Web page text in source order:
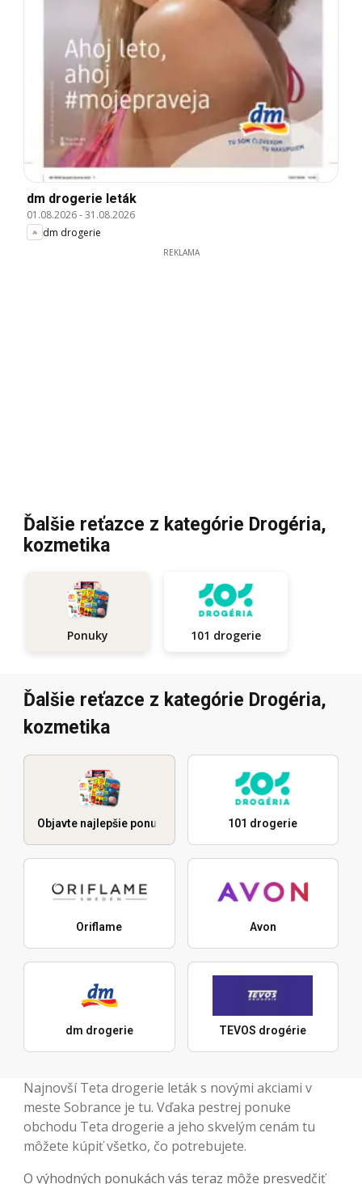
dm drogerie leták
01.08.2026-31.08.2026
dm drogerie
REKLAMA
Ďalšie reťazce z kategórie Drogéria,
kozmetika
Ponuky 101 drogerie
Ďalšie reťazce z kategórie Drogéria,
kozmetika
Objavte najlepšie ponuky 101 drogerie
Oriflame Avon
dm drogerie TEVOS drogérie
Najnovší Teta drogerie leták s novými akciami v
meste Sobrance je tu. Vďaka pestrej ponuke
obchodu Teta drogerie a jeho skvelým cenám tu
môžete kúpiť všetko, čo potrebujete.
O výhodných ponukách vás teraz môže presvedčiť